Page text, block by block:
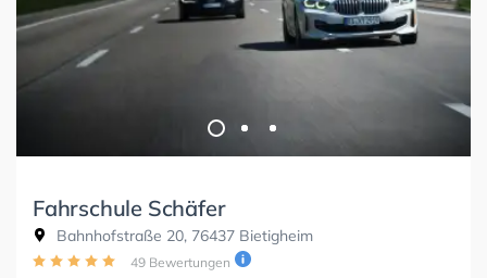
Fahrschule Schäfer
Bahnhofstraße 20, 76437 Bietigheim
49 Bewertungen